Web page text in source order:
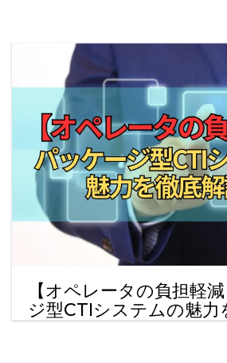
【オペレータの負担軽
ジ型CTIシステムの魅力